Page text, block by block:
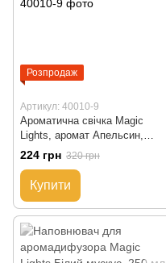
Розпродаж
Артикул: 40010-9
Ароматична свічка Magic
Lights, аромат Апельсин,
серце, 7,5*8,4 см,
помаранчева (40010-9)
224 грн 320 грн
Купити